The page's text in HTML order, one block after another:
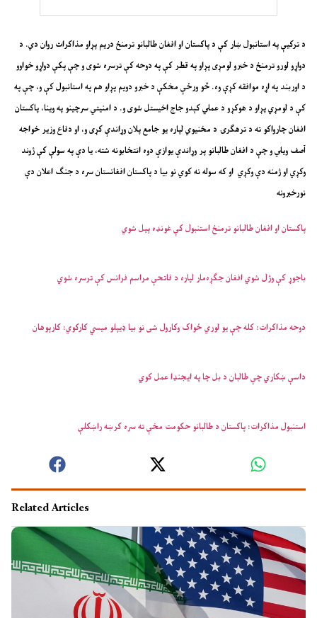
دواړو لورو ترمنځ د خبرو لومړی پړاو په قطر کې په دوحه کې ترسره شوی و چې پکې دواړو خواوو
د اوربند په اړه موافقه کړې وه. څو ورځې مخکې د خبرو دویم پړاو هم په استانبول کې و، چې په
کې د لومړي پړاو د هوکړو د عملي کېدو جاج اخیستل شوی و. د امنیتي سرچینو په وینا، پاکستان
افغان چارواکو ته د ترهګرۍ د مخنیوي لپاره یو جامع پلان وړاندې کړی و، او دفاع وزیر خواجه
آصف ویلي و چې د افغان طالبانو پر وړاندې یوازې دوه انتخابونه شته، یا دې په سولې کې ژوند
وکړي او ژمنه دې وکړي او که سوله نه کوي نو بیا د پاکستان افغانستان سره د جنګ اعلان دې
نورخبرونه
پاکستان او افغان طالبانو ترمنځ استنبول کې غونډه پیل شوي
باجوړ کې وژل شوي افغان جګړه‌مار لپاره د فاتحې مراسم فرانس کې ترسره شوي
دوحه مذاکرات: کله چې یو لوري ځواک وکارول شی نو بیا ډیپلو میسي کارکوي: کارپوهان
داسې ښکاري چې طالبان د بل چا په ایجنډا عمل کوي
استنبول مذاکرات: پاکستان د طالبانو حکومت مخې ته سره کرښه راښکلې
Related Articles